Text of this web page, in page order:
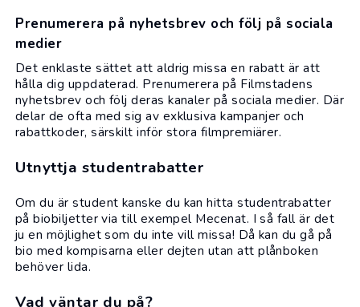
Prenumerera på nyhetsbrev och följ på sociala
medier
Det enklaste sättet att aldrig missa en rabatt är att
hålla dig uppdaterad. Prenumerera på Filmstadens
nyhetsbrev och följ deras kanaler på sociala medier. Där
delar de ofta med sig av exklusiva kampanjer och
rabattkoder, särskilt inför stora filmpremiärer.
Utnyttja studentrabatter
Om du är student kanske du kan hittastudentrabatter
på biobiljetter via till exempel Mecenat. I så fall är det
ju en möjlighet som du inte vill missa! Då kan du gå på
bio med kompisarna eller dejten utan att plånboken
behöver lida.
Vad väntar du på?